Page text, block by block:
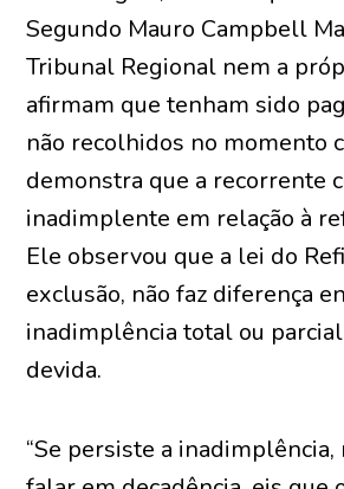
Segundo Mauro Campbell
Tribunal Regional nem a
afirmam que tenham sido
não recolhidos no momento
demonstra que a recorrente
inadimplente em relação à
Ele observou que a lei do
exclusão, não faz diferença
inadimplência total ou
devida.
“Se persiste a inadimplência,